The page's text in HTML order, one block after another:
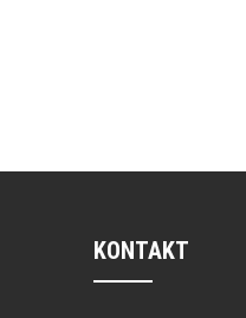
KONTAKT